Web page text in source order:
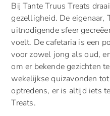
Bij Tante Truus Treats
gezelligheid. De eigenaar,
uitnodigende sfeer
voelt. De cafetaria is een
voor zowel jong als oud,
om er bekende gezichten
wekelijkse quizavonden
optredens, er is altijd iets
Treats.